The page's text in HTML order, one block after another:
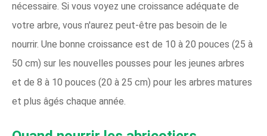
nécessaire. Si vous voyez une croissance adéquate de
votre arbre, vous n'aurez peut-être pas besoin de le
nourrir. Une bonne croissance est de 10 à 20 pouces (25 à
50 cm) sur les nouvelles pousses pour les jeunes arbres
et de 8 à 10 pouces (20 à 25 cm) pour les arbres matures
et plus âgés chaque année.